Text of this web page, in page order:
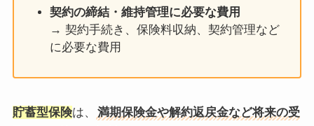
契約の締結・維持管理に必要な費用
→ 契約手続き、保険料収納、契約管理など
に必要な費用
貯蓄型保険は、
満期保険金や解約返戻金など将来の受